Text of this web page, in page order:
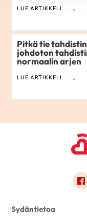
LUE ARTIKKELI
Pitkä tie
johdoton
normaalin arjen
LUE ARTIKKELI
Sydäntietoa